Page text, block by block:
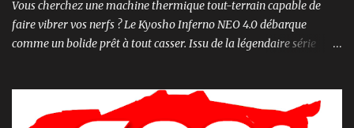
Vous cherchez une machine thermique tout-terrain capable de
faire vibrer vos nerfs ? Le Kyosho Inferno NEO 4.0 débarque
comme un bolide prêt à tout casser. Issu de la légendaire série
de boîte. 🏆 Héritage de Compétition, Prêt pour l’Aventure Basé sur
une plateforme au palmarès impressionnant — dont plusieurs